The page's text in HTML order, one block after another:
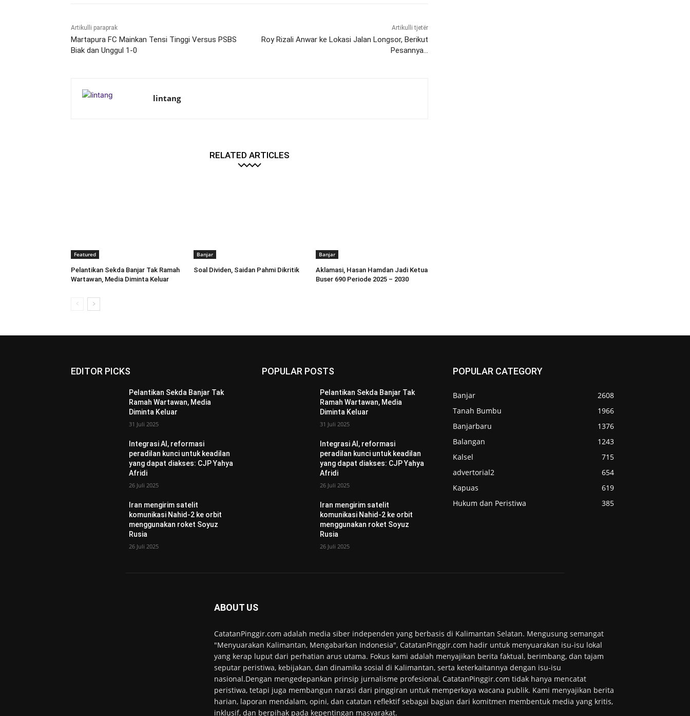
Artikulli paraprak
Martapura FC Mainkan Tensi Tinggi Versus PSBS
Biak dan Unggul 1-0
Artikulli tjetër
Roy Rizali Anwar ke Lokasi Jalan Longsor, Berikut
Pesannya…
lintang
RELATED ARTICLES
Featured
Pelantikan Sekda Banjar Tak Ramah
Wartawan, Media Diminta Keluar
Banjar
Soal Dividen, Saidan Pahmi Dikritik
Banjar
Aklamasi, Hasan Hamdan Jadi Ketua
Buser 690 Periode 2025 – 2030
EDITOR PICKS
Pelantikan Sekda Banjar Tak
Ramah Wartawan, Media
Diminta Keluar
31 Juli 2025
Integrasi AI, reformasi
peradilan kunci untuk keadilan
yang dapat diakses: CJP Yahya
Afridi
26 Juli 2025
Iran mengirim satelit
komunikasi Nahid-2 ke orbit
menggunakan roket Soyuz
Rusia
26 Juli 2025
POPULAR POSTS
Pelantikan Sekda Banjar Tak
Ramah Wartawan, Media
Diminta Keluar
31 Juli 2025
Integrasi AI, reformasi
peradilan kunci untuk keadilan
yang dapat diakses: CJP Yahya
Afridi
26 Juli 2025
Iran mengirim satelit
komunikasi Nahid-2 ke orbit
menggunakan roket Soyuz
Rusia
26 Juli 2025
POPULAR CATEGORY
Banjar
2608
Tanah Bumbu
1966
Banjarbaru
1376
Balangan
1243
Kalsel
715
advertorial2
654
Kapuas
619
Hukum dan Peristiwa
385
ABOUT US
CatatanPinggir.com adalah media siber independen yang berbasis di Kalimantan Selatan. Mengusung semangat
"Menyuarakan Kalimantan, Mengabarkan Indonesia", CatatanPinggir.com hadir untuk menyuarakan isu-isu lokal
yang kerap luput dari perhatian arus utama. Fokus kami adalah menyajikan berita faktual, berimbang, dan tajam
seputar peristiwa, kebijakan, dan dinamika sosial di Kalimantan, serta keterkaitannya dengan isu-isu
nasional.Dengan mengedepankan prinsip jurnalisme profesional, CatatanPinggir.com tidak hanya mencatat
peristiwa, tetapi juga membangun narasi dari pinggiran untuk memperkaya wacana publik. Kami menyajikan berita
harian, laporan mendalam, opini, dan catatan reflektif sebagai bagian dari komitmen membentuk media yang kritis,
inklusif, dan berpihak pada kepentingan masyarakat.